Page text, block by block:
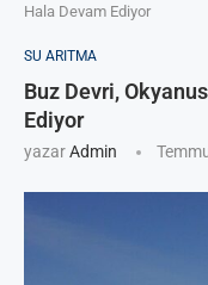
Hala Devam Ediyor
SU ARITMA
Buz Devri,
Ediyor
yazarAdmin